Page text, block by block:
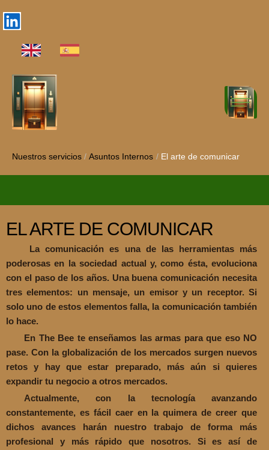
Nuestros servicios / Asuntos Internos / El arte de comunicar
EL ARTE DE COMUNICAR
La comunicación es una de las herramientas más
poderosas en la sociedad actual y, como ésta, evoluciona
con el paso de los años. Una buena comunicación necesita
tres elementos: un mensaje, un emisor y un receptor. Si
solo uno de estos elementos falla, la comunicación también
lo hace.
En The Bee te enseñamos las armas para que eso NO
pase. Con la globalización de los mercados surgen nuevos
retos y hay que estar preparado, más aún si quieres
expandir tu negocio a otros mercados.
Actualmente, con la tecnología avanzando
constantemente, es fácil caer en la quimera de creer que
dichos avances harán nuestro trabajo de forma más
profesional y más rápido que nosotros. Si es así de